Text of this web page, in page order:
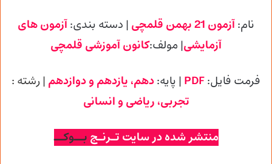
نام:آزمون 21 بهمن قلمچی | دسته بندی:آزمون های
آزمایشی| مولف:کانون آموزشی قلمچی
فرمت فایل:PDF | پایه:دهم، یازدهم و دوازدهم | رشته :
تجربی، ریاضی و انسانی
منتشر شده در سایت تـرنـج بــوکــ